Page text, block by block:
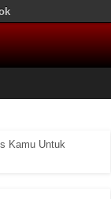
Kamu Untuk